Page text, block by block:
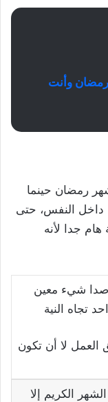
رمضان وأنت
رمضان حينما
داخل النفس، حتى
جدا لأنه
شيء معين
تجاه النية
العمل لا أن تكون
الكريم إلا